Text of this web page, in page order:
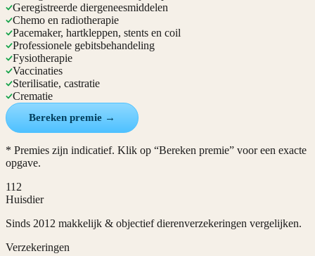
Geregistreerde diergeneesmiddelen
Chemo en radiotherapie
Pacemaker, hartkleppen, stents en coil
Professionele gebitsbehandeling
Fysiotherapie
Vaccinaties
Sterilisatie, castratie
Crematie
Bereken premie →
* Premies zijn indicatief. Klik op “Bereken premie” voor een exacte
opgave.
112
Huisdier
Sinds 2012 makkelijk & objectief dierenverzekeringen vergelijken.
Verzekeringen